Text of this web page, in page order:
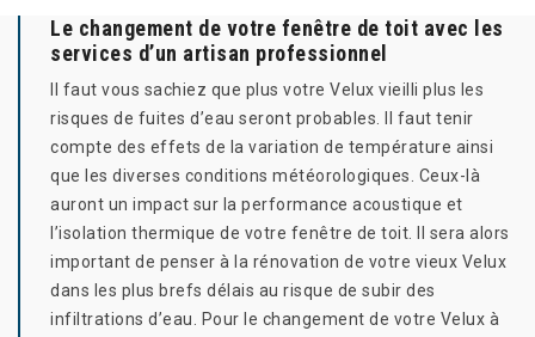
Le changement de votre fenêtre de toit avec les
services d’un artisan professionnel
Il faut vous sachiez que plus votre Velux vieilli plus les
risques de fuites d’eau seront probables. Il faut tenir
compte des effets de la variation de température ainsi
que les diverses conditions météorologiques. Ceux-là
auront un impact sur la performance acoustique et
l’isolation thermique de votre fenêtre de toit. Il sera alors
important de penser à la rénovation de votre vieux Velux
dans les plus brefs délais au risque de subir des
infiltrations d’eau. Pour le changement de votre Velux à